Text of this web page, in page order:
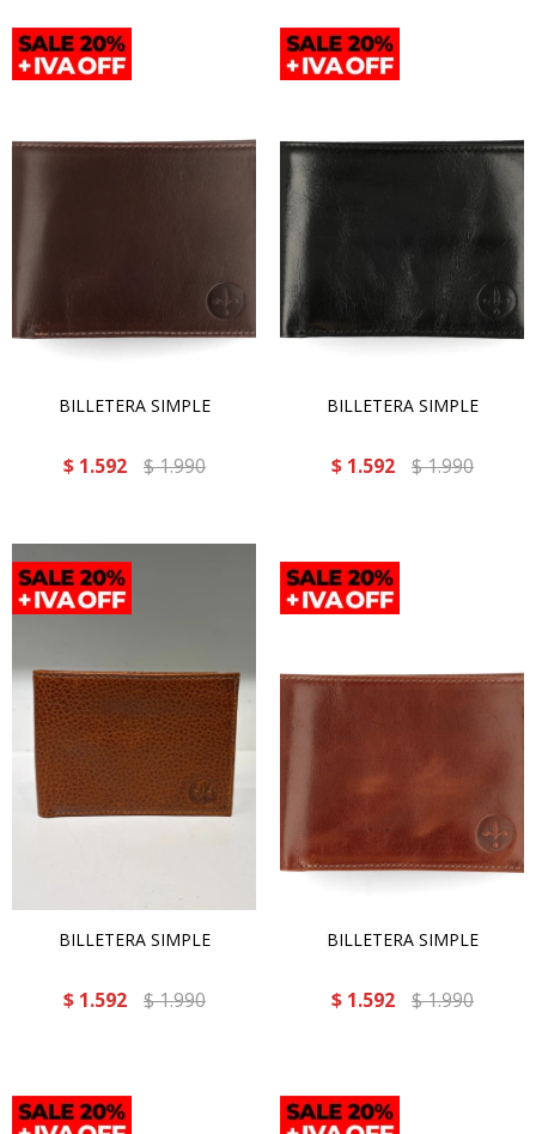
BILLETERA SIMPLE
$ 1.592 $1.990
BILLETERA SIMPLE
$ 1.592 $1.990
BILLETERA SIMPLE
$ 1.592 $1.990
BILLETERA SIMPLE
$ 1.592 $1.990